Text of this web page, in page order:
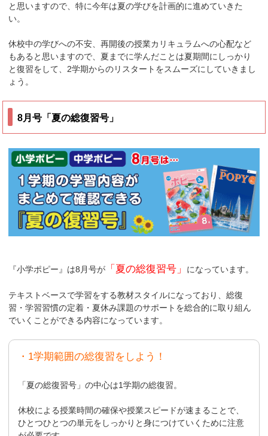
と思いますので、特に今年は夏の学びを計画的に進めていきた
い。
休校中の学びへの不安、再開後の授業カリキュラムへの心配など
もあると思いますので、夏までに学んだことは夏期間にしっかり
と復習をして、2学期からのリスタートをスムーズにしていきまし
ょう。
8月号「夏の総復習号」
『小学ポピー』は8月号が 「夏の総復習号」 になっています。
テキストベースで学習をする教材スタイルになっており、総復
習・学習習慣の定着・夏休み課題のサポートを総合的に取り組ん
でいくことができる内容になっています。
・1学期範囲の総復習をしよう！
「夏の総復習号」の中心は1学期の総復習。
休校による授業時間の確保や授業スピードが速まることで、
ひとつひとつの単元をしっかりと身につけていくために注意